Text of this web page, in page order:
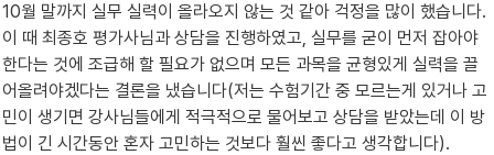
10월 말까지 실무 실력이 올라오지 않는 것 같아 걱정을 많이 했습니다.
이 때 최종호 평가사님과 상담을 진행하였고, 실무를 굳이 먼저 잡아야
한다는 것에 조급해 할 필요가 없으며 모든 과목을 균형있게 실력을 끌
어올려야겠다는 결론을 냈습니다(저는 수험기간 중 모르는게 있거나 고
민이 생기면 강사님들에게 적극적으로 물어보고 상담을 받았는데 이 방
법이 긴 시간동안 혼자 고민하는 것보다 훨씬 좋다고 생각합니다).